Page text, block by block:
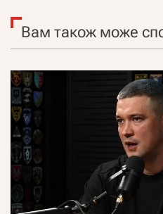
Вам також може